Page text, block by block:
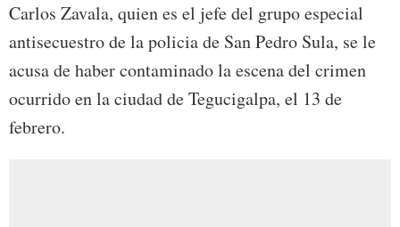
Carlos Zavala, quien es el jefe del grupo especial
antisecuestro de la policia de San Pedro Sula, se le
acusa de haber contaminado la escena del crimen
ocurrido en la ciudad de Tegucigalpa, el 13 de
febrero.